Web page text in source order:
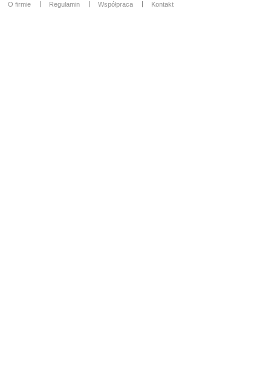
O firmie Regulamin Współpraca Kontakt